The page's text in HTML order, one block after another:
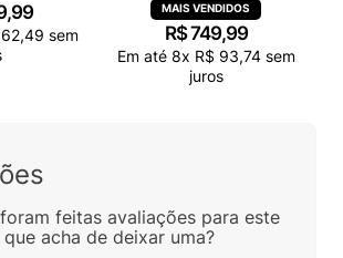
,99
,49 sem
R$749,99
Em até 8x R$ 93,74sem
juros
feitas avaliações para este
acha de deixar uma?